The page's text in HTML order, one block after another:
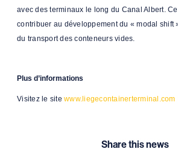
avec des terminaux le long du Canal Albert.
contribuer au développement du « modal shift
du transport des conteneurs vides.
Plus d’informations
Visitez le site www.liegecontainerterminal.com
Share this news